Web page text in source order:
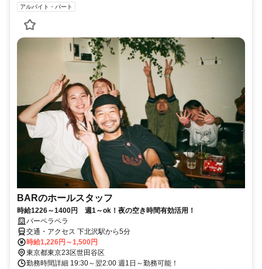
アルバイト・パート
BARのホールスタッフ
時給1226～1400円 週1～ok！夜の空き時間有効活用！
バーペラペラ
交通・アクセス 下北沢駅から5分
時給1,226円～1,500円
東京都東京23区世田谷区
勤務時間詳細 19:30～翌2:00 週1日～勤務可能！